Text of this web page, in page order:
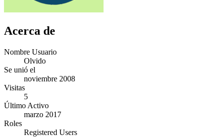
Acerca de
Nombre Usuario
Olvido
Se unió el
noviembre 2008
Visitas
5
Último Activo
marzo 2017
Roles
Registered Users